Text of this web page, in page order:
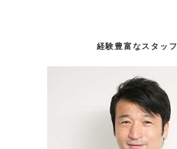
経験豊富なスタッフ